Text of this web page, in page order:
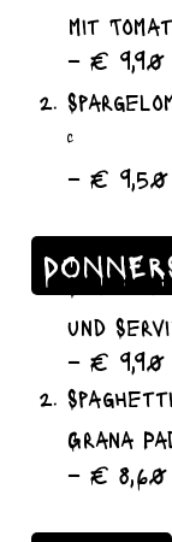
mit
– € 9,90
C
– €
und
– € 9,90
Grana
– €